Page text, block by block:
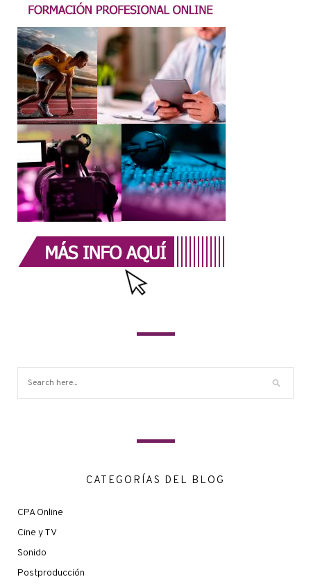
CATEGORÍAS DEL BLOG
CPA Online
Cine y TV
Sonido
Postproducción